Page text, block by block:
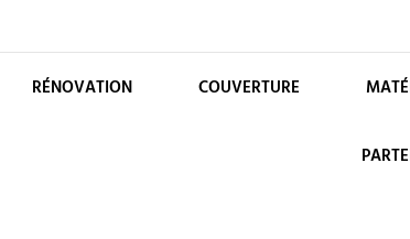
RÉNOVATION COUVERTURE